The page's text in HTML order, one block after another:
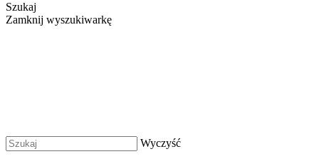
Szukaj
Zamknij wyszukiwarkę
Wyczyść